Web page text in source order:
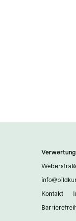
Weberstraße
Kontakt